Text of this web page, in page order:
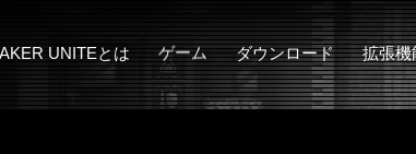
UNITEとは
概要
ゲーム
サンプルゲーム
ダウンロード
アドオン
拡張機
3D Character